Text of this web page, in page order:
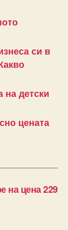
си в
на детски
цената
на цена 229